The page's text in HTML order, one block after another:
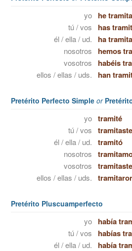
yo he
tú / vos has
él / ella / ud. ha
nosotros hemos
vosotros habéis
ellos / ellas / uds. han
Pretérito Perfecto Simple or
yo tramité
tú / vos tramitaste
él / ella / ud. tramitó
nosotros
vosotros
ellos / ellas / uds.
Pretérito Pluscuamperfecto
yo había
tú / vos habías
él / ella / ud. había